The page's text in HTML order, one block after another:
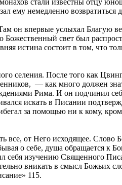
стали известны отцу
ему немедленно возвратиться
он впервые услыхал Благую
свет был
истина состоит в том, что
селения. После того как
— как много должен
Рима. И он подчинил
искать в Писании
за помощью ни к кому,
от Него исходящее. Слово
о себе, душа обращается к
себя изучению Священного
вникать в смысл Божьих
115.